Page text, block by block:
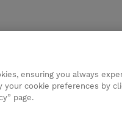
ensuring you always
your cookie preferences by
page.